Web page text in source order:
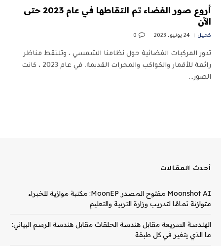
أروع صور الفضاء تم التقاطها في عام 2023 حتى
الآن
كحيل 24 يونيو، 2023 0
تدور المركبات الفضائية حول نظامنا الشمسي ، وتلتقط مناظر
رائعة للأقمار والكواكب والمجرات القديمة. في عام 2023 ، كانت
الصور…
أحدث المقالات
Moonshot AI مفتوح المصدر MoonEP: مكتبة موازية للخبراء
متوازنة تمامًا لتدريب وزارة التربية والتعليم
الهندسة السريعة مقابل هندسة الحلقات مقابل هندسة الرسم البياني:
ما الذي يتغير في كل طبقة